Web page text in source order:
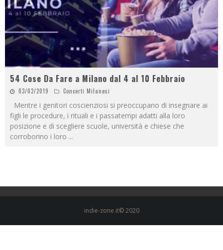
54 Cose Da Fare a Milano dal 4 al 10 Febbraio
03/02/2019 Concerti Milanesi
Mentre i genitori coscienziosi si preoccupano di insegnare ai
figli le procedure, i rituali e i passatempi adatti alla loro
posizione e di scegliere scuole, università e chiese che
corroborino i loro ...
indie-zone.it© 2020